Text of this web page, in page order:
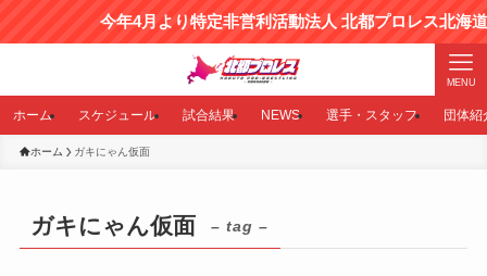
今年4月より特定非営利活動法人 北都プロレス北海道
MENU
ホーム スケジュール 試合結果 NEWS 選手・スタッフ 団体紹
ホーム ガキにゃん仮面
ガキにゃん仮面 – tag –